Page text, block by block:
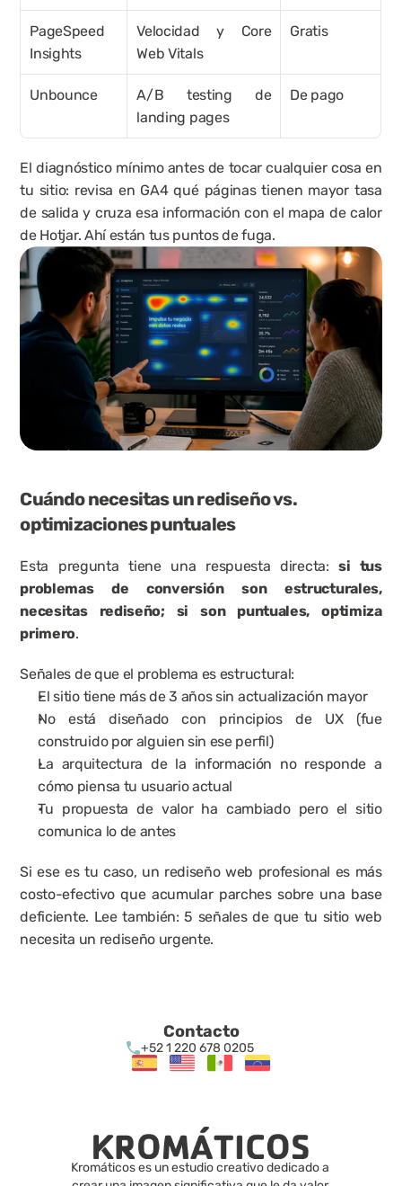
PageSpeed
Insights
Velocidad y Core
Web Vitals
Gratis
Unbounce
A/B testing de
landing pages
De pago
El diagnóstico mínimo antes de tocar cualquier cosa en
tu sitio: revisa en GA4 qué páginas tienen mayor tasa
de salida y cruza esa información con el mapa de calor
de Hotjar. Ahí están tus puntos de fuga.
Cuándo necesitas un rediseño vs.
optimizaciones puntuales
Esta pregunta tiene una respuesta directa: si tus
problemas de conversión son estructurales,
necesitas rediseño; si son puntuales, optimiza
primero.
Señales de que el problema es estructural:
El sitio tiene más de 3 años sin actualización mayor
No está diseñado con principios de UX (fue
construido por alguien sin ese perfil)
La arquitectura de la información no responde a
cómo piensa tu usuario actual
Tu propuesta de valor ha cambiado pero el sitio
comunica lo de antes
Si ese es tu caso, un rediseño web profesional es más
costo-efectivo que acumular parches sobre una base
deficiente. Lee también: 5 señales de que tu sitio web
necesita un rediseño urgente.
Kromáticos es un estudio creativo dedicado a
Contacto
+52 1 220 678 0205